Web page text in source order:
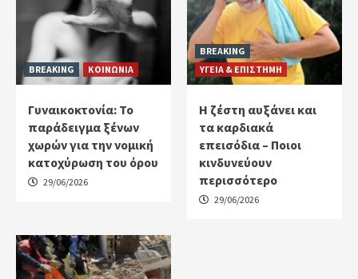
BREAKING ΚΟΙΝΩΝΙΑ
Γυναικοκτονία: Το
παράδειγμα ξένων
χωρών για την νομική
κατοχύρωση του όρου
29/06/2026
BREAKING
ΥΓΕΙΑ & ΕΠΙΣΤΗΜΗ
Η ζέστη αυξάνει και
τα καρδιακά
επεισόδια – Ποιοι
κινδυνεύουν
περισσότερο
29/06/2026